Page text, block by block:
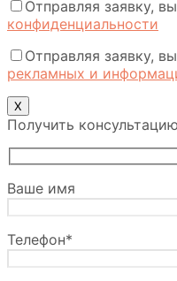
Отправляя заявку,
конфиденциальности
Отправляя заявку,
рекламных и
Х
Получить консультацию
Ваше имя
Телефон*